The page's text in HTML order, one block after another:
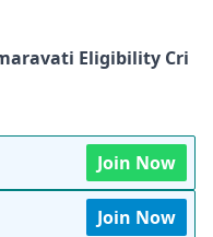
Eligibility Cri
Join Now
Join Now